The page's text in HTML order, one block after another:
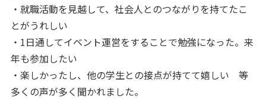
・就職活動を見越して、社会人とのつながりを持てたこ
とがうれしい
・1日通してイベント運営をすることで勉強になった。来
年も参加したい
・楽しかったし、他の学生との接点が持てて嬉しい 等
多くの声が多く聞かれました。